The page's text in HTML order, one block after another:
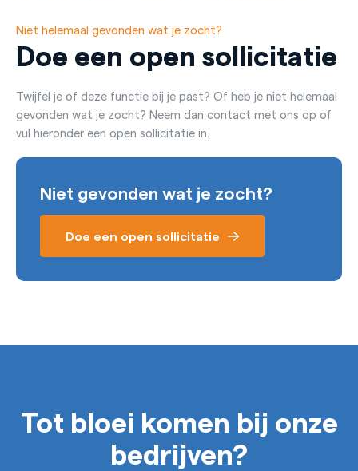
Niet helemaal gevonden wat je zocht?
Doe een open sollicitatie
Twijfel je of deze functie bij je past? Of heb je niet helemaal
gevonden wat je zocht? Neem dan contact met ons op of
vul hieronder een open sollicitatie in.
Niet gevonden wat je zocht?
Doe een open sollicitatie
Tot bloei komen bij onze
bedrijven?